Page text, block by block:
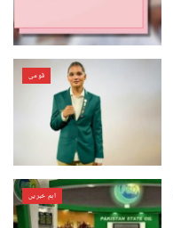
قومی
اہم خبریں